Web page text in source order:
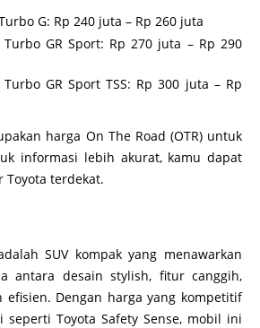
G: Rp 240 juta – Rp 260 juta
Turbo GR Sport: Rp 270 juta – Rp 290
GR Sport TSS: Rp 300 juta – Rp
harga On The Road (OTR) untuk
informasi lebih akurat, kamu dapat
terdekat.
SUV kompak yang menawarkan
antara desain stylish, fitur canggih,
Dengan harga yang kompetitif
Toyota Safety Sense, mobil ini